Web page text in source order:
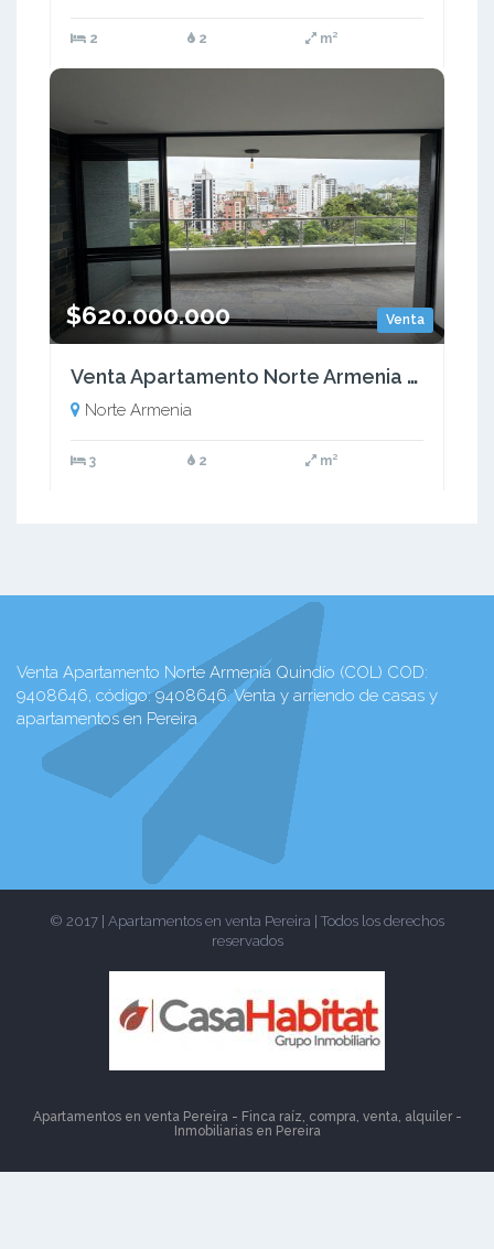
2 2 m²
Venta
$620.000.000
Venta Apartamento Norte Armenia QuindÍO (COL) COD: 9521531
Norte Armenia
3 2 m²
Venta Apartamento Norte Armenia Quindío (COL) COD:
9408646, código: 9408646. Venta y arriendo de casas y
apartamentos en Pereira
© 2017 | Apartamentos en venta Pereira | Todos los derechos
reservados
Apartamentos en venta Pereira - Finca raíz, compra, venta, alquiler -
Inmobiliarias en Pereira